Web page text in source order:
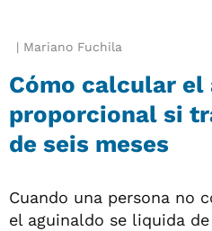
Mariano Fuchila
Cómo calcular el
proporcional si
de seis meses
Cuando una persona no
el aguinaldo se liquida